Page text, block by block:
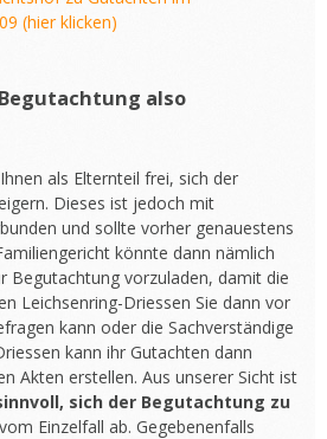
(hier klicken)
also
als Elternteil frei, sich der
Dieses ist jedoch mit
und sollte vorher genauestens
könnte dann nämlich
Begutachtung vorzuladen, damit die
Leichsenring-Driessen Sie dann vor
kann oder die Sachverständige
kann ihr Gutachten dann
Akten erstellen. Aus unserer Sicht ist
sich der Begutachtung zu
Einzelfall ab. Gegebenenfalls